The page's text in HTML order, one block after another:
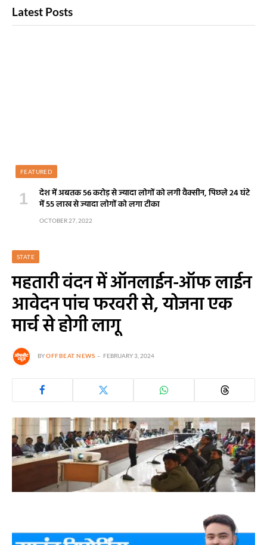
Latest Posts
FEATURED
देश में अबतक 56 करोड़ से ज्यादा लोगों को लगी वैक्सीन, पिछले 24 घंटे
में 55 लाख से ज्यादा लोगों को लगा टीका
OCTOBER 27, 2022
STATE
महतारी वंदन में ऑनलाईन-ऑफ लाईन
आवेदन पांच फरवरी से, योजना एक
मार्च से होगी लागू
BYOFFBEAT NEWS FEBRUARY 3, 2024